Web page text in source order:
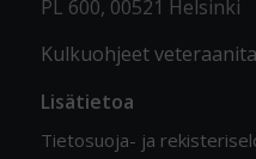
PL 600, 00521 Helsinki
Kulkuohjeet
Lisätietoa
Tietosuoja- ja